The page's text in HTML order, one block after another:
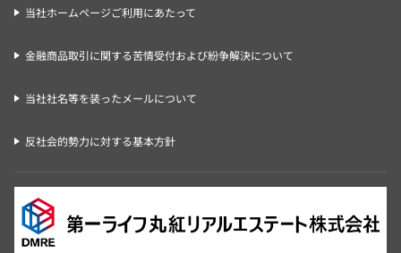
当社ホームページご利用にあたって
金融商品取引に関する苦情受付および紛争解決について
当社社名等を装ったメールについて
反社会的勢力に対する基本方針